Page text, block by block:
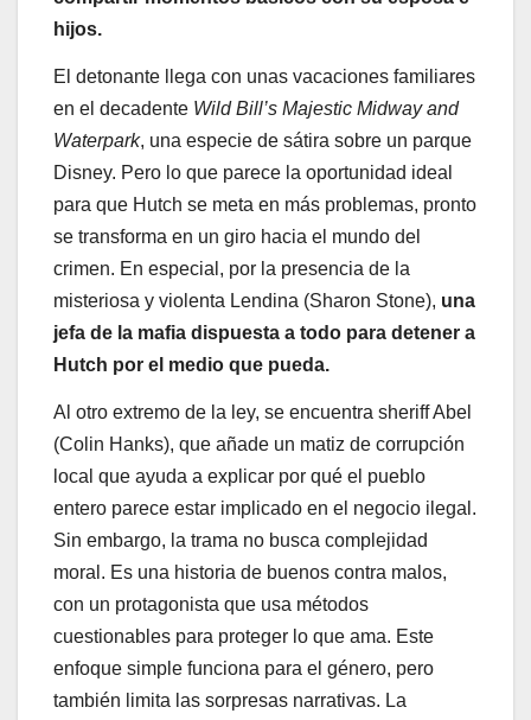
hijos.
El detonante llega con unas vacaciones familiares
en el decadente Wild Bill’s Majestic Midway and
Waterpark, una especie de sátira sobre un parque
Disney. Pero lo que parece la oportunidad ideal
para que Hutch se meta en más problemas, pronto
se transforma en un giro hacia el mundo del
crimen. En especial, por la presencia de la
misteriosa y violenta Lendina (Sharon Stone), una
jefa de la mafia dispuesta a todo para detener a
Hutch por el medio que pueda.
Al otro extremo de la ley, se encuentra sheriff Abel
(Colin Hanks), que añade un matiz de corrupción
local que ayuda a explicar por qué el pueblo
entero parece estar implicado en el negocio ilegal.
Sin embargo, la trama no busca complejidad
moral. Es una historia de buenos contra malos,
con un protagonista que usa métodos
cuestionables para proteger lo que ama. Este
enfoque simple funciona para el género, pero
también limita las sorpresas narrativas. La